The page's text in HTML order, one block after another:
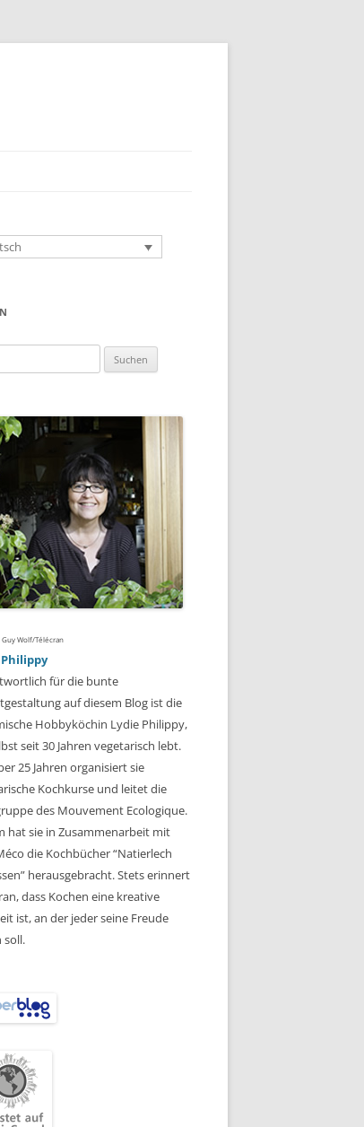
Wolf/Télécran
für die bunte
auf diesem Blog ist die
Hobbyköchin Lydie Philippy,
seit 30 Jahren vegetarisch lebt.
25 Jahren organisiert sie
Kochkurse und leitet die
des Mouvement Ecologique.
hat sie in Zusammenarbeit mit
die Kochbücher “Natierlech
herausgebracht. Stets erinnert
dass Kochen eine kreative
ist, an der jeder seine Freude
soll.